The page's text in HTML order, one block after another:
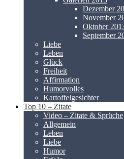
Dezember
November
Oktober
September
Liebe
Leben
Glück
Freiheit
Affirmation
Humorvolles
Kartoffelgesichter
Top 10 – Zitate
Video – Zitate & Sprüche
Allgemein
Leben
Liebe
Humor